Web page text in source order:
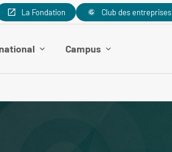
La Fondation Club des entreprises
Campus